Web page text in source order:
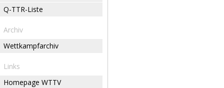
Q-TTR-Liste
Archiv
Wettkampfarchiv
Links
Homepage WTTV